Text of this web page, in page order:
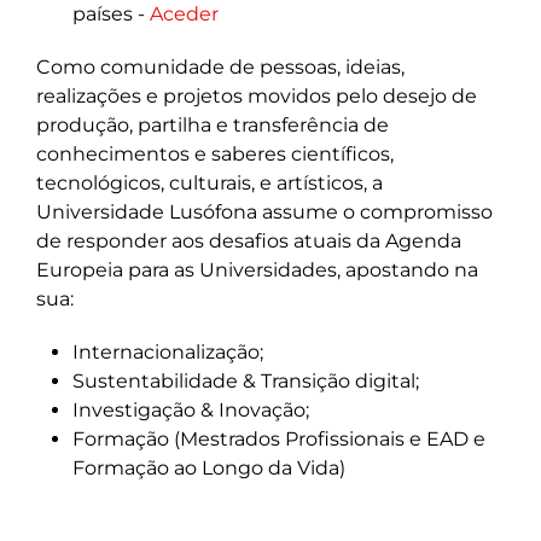
países - Aceder
Como comunidade de pessoas, ideias,
realizações e projetos movidos pelo desejo de
produção, partilha e transferência de
conhecimentos e saberes científicos,
tecnológicos, culturais, e artísticos, a
Universidade Lusófona assume o compromisso
de responder aos desafios atuais da Agenda
Europeia para as Universidades, apostando na
sua:
Internacionalização;
Sustentabilidade & Transição digital;
Investigação & Inovação;
Formação (Mestrados Profissionais e EAD e
Formação ao Longo da Vida)